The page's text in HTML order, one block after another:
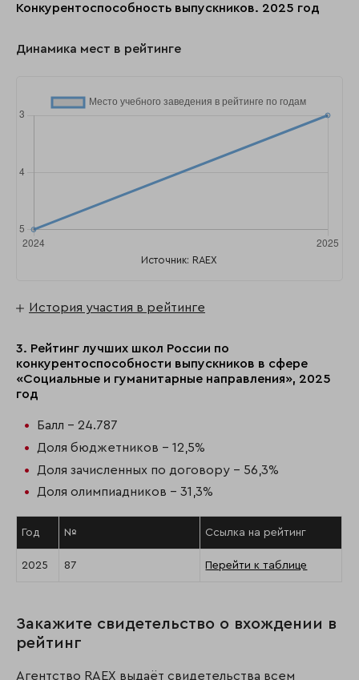
Конкурентоспособность выпускников. 2025 год
Динамика мест в рейтинге
Источник: RAEX
История участия в рейтинге
3. Рейтинг лучших школ России по
конкурентоспособности выпускников в сфере
«Социальные и гуманитарные направления», 2025
год
Балл - 24.787
Доля бюджетников - 12,5%
Доля зачисленных по договору - 56,3%
Доля олимпиадников - 31,3%
Год № Ссылка на рейтинг
2025 87 Перейти к таблице
Закажите свидетельство о вхождении в
рейтинг
Агентство RAEX выдаёт свидетельства всем